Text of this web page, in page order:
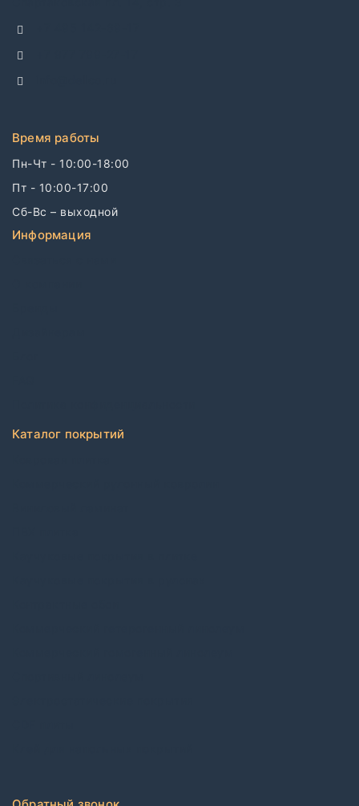
Время работы
Пн-Чт - 10:00-18:00
Пт - 10:00-17:00
Сб-Вс – выходной
Информация
Каталог покрытий